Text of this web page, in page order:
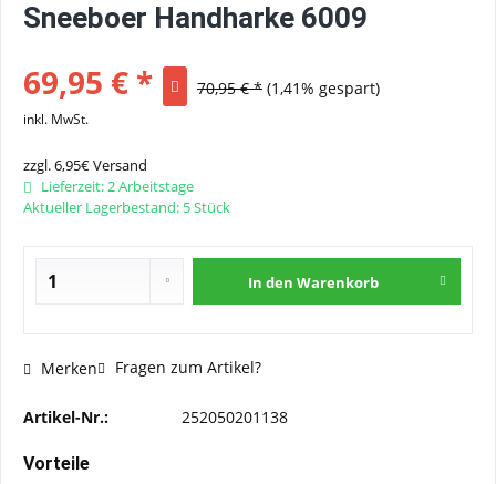
Sneeboer Handharke 6009
69,95 € * 70,95 € * (1,41% gespart)
inkl. MwSt.
zzgl. 6,95€ Versand
Lieferzeit: 2 Arbeitstage
Aktueller Lagerbestand: 5 Stück
In den Warenkorb
Merken Fragen zum Artikel?
Artikel-Nr.: 252050201138
Vorteile